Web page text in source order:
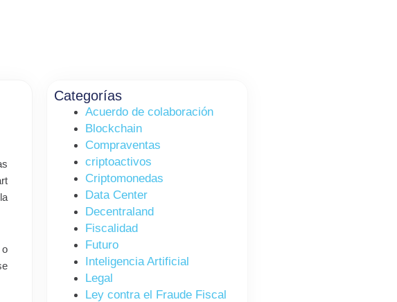
Categorías
Acuerdo de colaboración
Blockchain
Compraventas
criptoactivos
Criptomonedas
Data Center
Decentraland
Fiscalidad
Futuro
Inteligencia Artificial
Legal
Ley contra el Fraude Fiscal